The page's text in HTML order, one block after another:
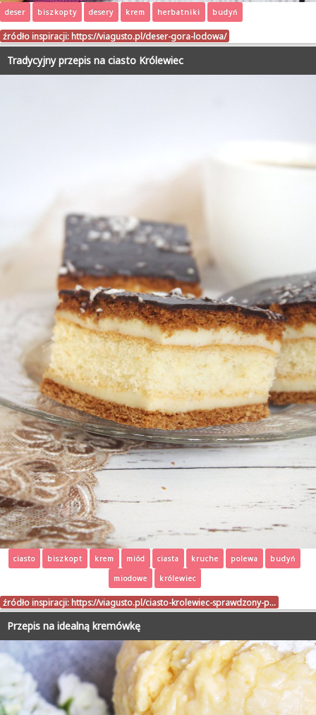
deser biszkopty desery krem herbatniki budyń
źródło inspiracji: https://viagusto.pl/deser-gora-lodowa/
Tradycyjny przepis na ciasto Królewiec
ciasto biszkopt krem miód ciasta kruche polewa
budyń
miodowe
królewiec
źródło inspiracji: https://viagusto.pl/ciasto-krolewiec-sprawdzony-p…
Przepis na idealną kremówkę